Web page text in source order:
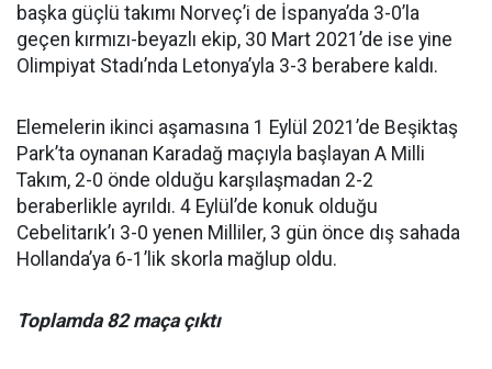
başka güçlü takımı Norveç’i de İspanya’da 3-0’la
geçen kırmızı-beyazlı ekip, 30 Mart 2021’de ise yine
Olimpiyat Stadı’nda Letonya’yla 3-3 berabere kaldı.
Elemelerin ikinci aşamasına 1 Eylül 2021’de Beşiktaş
Park’ta oynanan Karadağ maçıyla başlayan A Milli
Takım, 2-0 önde olduğu karşılaşmadan 2-2
beraberlikle ayrıldı. 4 Eylül’de konuk olduğu
Cebelitarık’ı 3-0 yenen Milliler, 3 gün önce dış sahada
Hollanda’ya 6-1’lik skorla mağlup oldu.
Toplamda 82 maça çıktı